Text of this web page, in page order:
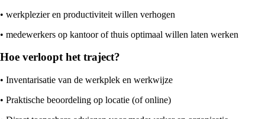
• werkplezier en productiviteit willen verhogen
• medewerkers op kantoor of thuis optimaal willen laten werken
Hoe verloopt het traject?
• Inventarisatie van de werkplek en werkwijze
• Praktische beoordeling op locatie (of online)